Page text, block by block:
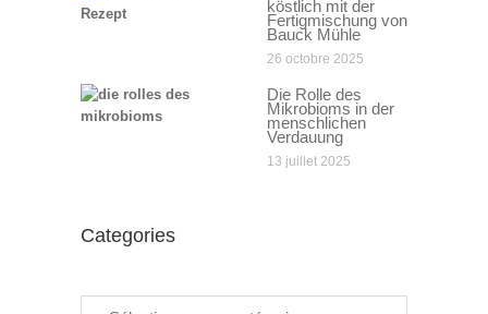
köstlich mit der
Fertigmischung von
Bauck Mühle
26 octobre 2025
Die Rolle des
Mikrobioms in der
menschlichen
Verdauung
13 juillet 2025
Categories